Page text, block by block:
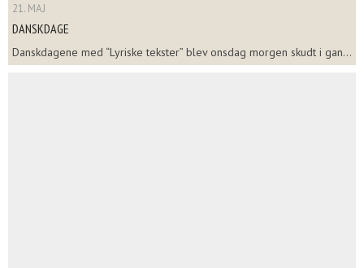
21. MAJ
DANSKDAGE
Danskdagene med “Lyriske tekster” blev onsdag morgen skudt i gan...